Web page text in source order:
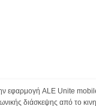
εφαρμογή ALE Unite
διάσκεψης από το